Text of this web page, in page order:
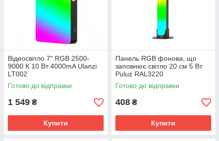
Відеосвітло 7" RGB 2500-
9000 К 10 Вт 4000mA Ulanzi
LT002
Готово до відправки
1 549 ₴
Купити
Панель RGB фонова, що
заповнює світло 20 см 5 Вт
Puluz RAL3220
Готово до відправки
408 ₴
Купити